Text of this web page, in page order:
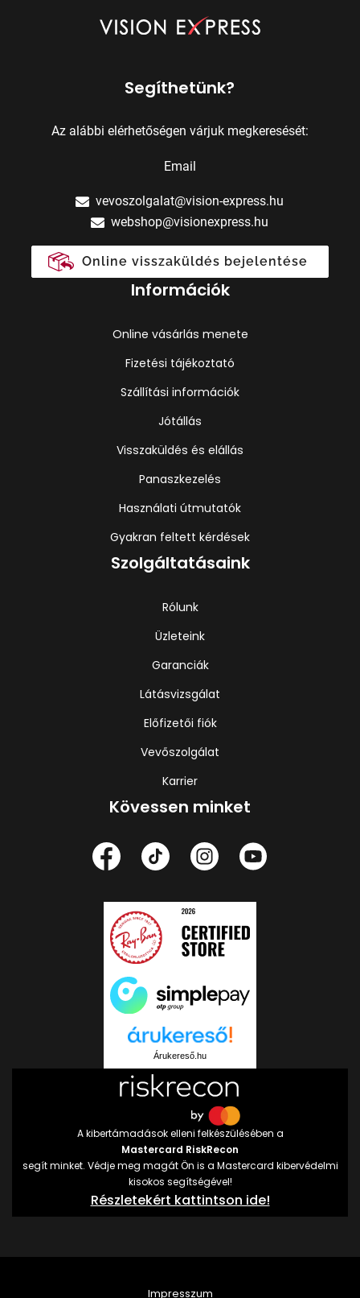
Segíthetünk?
Az alábbi elérhetőségen várjuk megkeresését:
Email
vevoszolgalat@vision-express.hu
webshop@visionexpress.hu
Online visszaküldés bejelentése
Információk
Online vásárlás menete
Fizetési tájékoztató
Szállítási információk
Jótállás
Visszaküldés és elállás
Panaszkezelés
Használati útmutatók
Gyakran feltett kérdések
Szolgáltatásaink
Rólunk
Üzleteink
Garanciák
Látásvizsgálat
Előfizetői fiók
Vevőszolgálat
Karrier
Kövessen minket
Árukereső.hu
A kibertámadások elleni felkészülésében a
Mastercard RiskRecon
segít minket. Védje meg magát Ön is a Mastercard kibervédelmi
kisokos segítségével!
Részletekért kattintson ide!
Impresszum